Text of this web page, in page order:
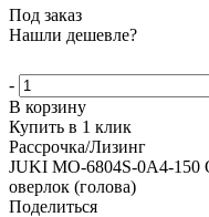
Под заказ
Нашли дешевле?
-
В корзину
Купить в 1 клик
Рассрочка/Лизинг
JUKI MO-6804S-0A4-150
оверлок (голова)
Поделиться